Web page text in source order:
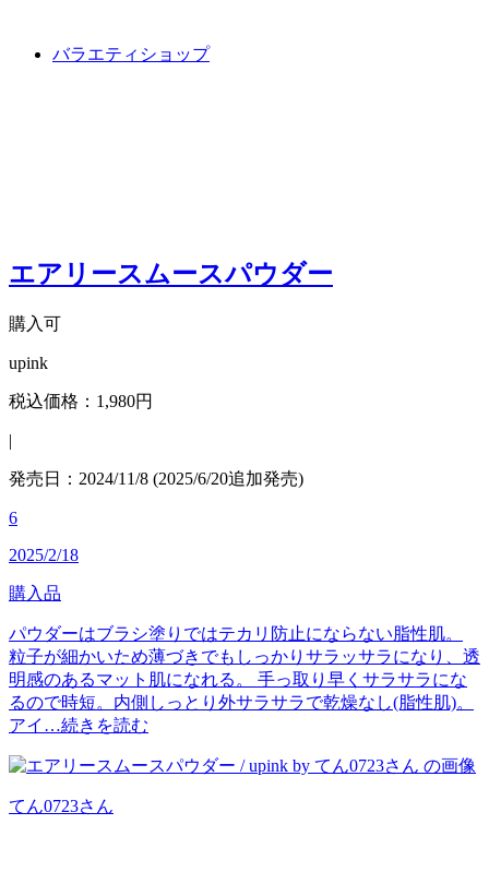
バラエティショップ
エアリースムースパウダー
購入可
upink
税込価格：1,980円
|
発売日：2024/11/8 (2025/6/20追加発売)
6
2025/2/18
購入品
パウダーはブラシ塗りではテカリ防止にならない脂性肌。
粒子が細かいため薄づきでもしっかりサラッサラになり、透
明感のあるマット肌になれる。 手っ取り早くサラサラにな
るので時短。内側しっとり外サラサラで乾燥なし(脂性肌)。
アイ…続きを読む
てん0723さん